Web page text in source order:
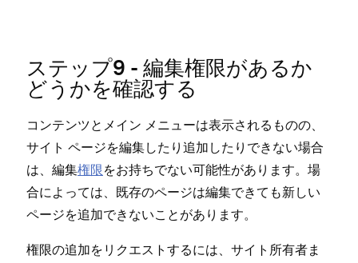
ステ⁠ップ9 - 編集権限があるか
どうかを確認する
コンテンツとメイン メニ⁠ュ⁠ーは表示されるものの⁠、
サイト ペ⁠ージを編集したり追加したりできない場合
は⁠、編集権限をお持ちでない可能性があります⁠。場
合によ⁠っては⁠、既存のペ⁠ージは編集できても新しい
ペ⁠ージを追加できないことがあります⁠。
権限の追加をリクエストするには⁠、サイト所有者ま